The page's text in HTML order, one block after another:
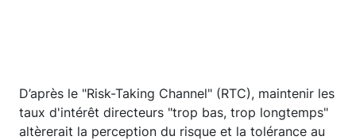
D’après le "Risk-Taking Channel" (RTC), maintenir les
taux d'intérêt directeurs "trop bas, trop longtemps"
altèrerait la perception du risque et la tolérance au